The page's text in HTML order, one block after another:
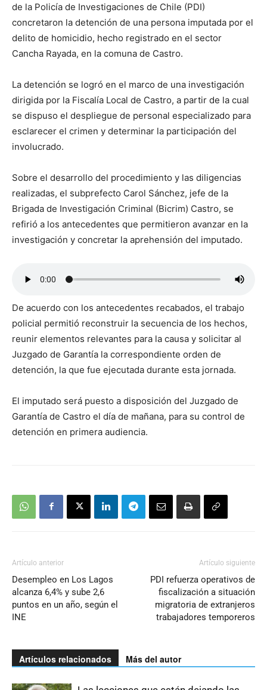
de la Policía de Investigaciones de Chile (PDI)
concretaron la detención de una persona imputada por el
delito de homicidio, hecho registrado en el sector
Cancha Rayada, en la comuna de Castro.
La detención se logró en el marco de una investigación
dirigida por la Fiscalía Local de Castro, a partir de la cual
se dispuso el despliegue de personal especializado para
esclarecer el crimen y determinar la participación del
involucrado.
Sobre el desarrollo del procedimiento y las diligencias
realizadas, el subprefecto Carol Sánchez, jefe de la
Brigada de Investigación Criminal (Bicrim) Castro, se
refirió a los antecedentes que permitieron avanzar en la
investigación y concretar la aprehensión del imputado.
De acuerdo con los antecedentes recabados, el trabajo
policial permitió reconstruir la secuencia de los hechos,
reunir elementos relevantes para la causa y solicitar al
Juzgado de Garantía la correspondiente orden de
detención, la que fue ejecutada durante esta jornada.
El imputado será puesto a disposición del Juzgado de
Garantía de Castro el día de mañana, para su control de
detención en primera audiencia.
Artículo anterior
Desempleo en Los Lagos
alcanza 6,4% y sube 2,6
puntos en un año, según el
INE
Artículo siguiente
PDI refuerza operativos de
fiscalización a situación
migratoria de extranjeros
trabajadores temporeros
Artículos relacionados Más del autor